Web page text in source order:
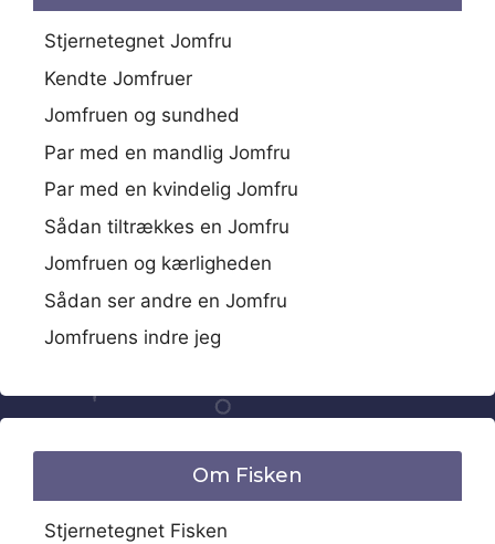
Stjernetegnet Jomfru
Kendte Jomfruer
Jomfruen og sundhed
Par med en mandlig Jomfru
Par med en kvindelig Jomfru
Sådan tiltrækkes en Jomfru
Jomfruen og kærligheden
Sådan ser andre en Jomfru
Jomfruens indre jeg
Om Fisken
Stjernetegnet Fisken